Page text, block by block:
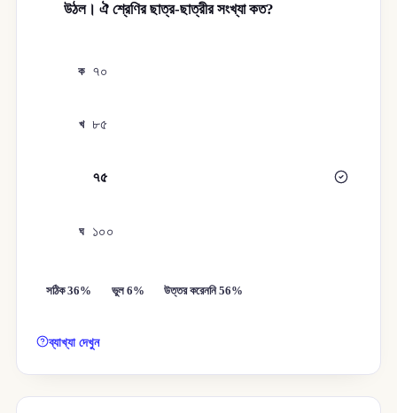
উঠল। ঐ শ্রেণির ছাত্র-ছাত্রীর সংখ্যা কত?
ক ৭০
খ ৮৫
৭৫
ঘ ১০০
সঠিক 36% ভুল 6% উত্তর করেননি 56%
ব্যাখ্যা দেখুন